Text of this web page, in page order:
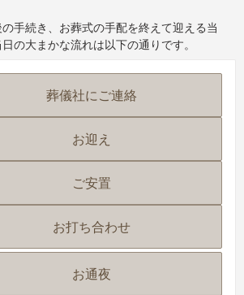
手続き、お葬式の手配を終えて迎える当
の大まかな流れは以下の通りです。
葬儀社にご連絡
お迎え
ご安置
お打ち合わせ
お通夜